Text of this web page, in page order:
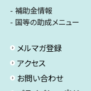
補助金情報
国等の助成メニュー
メルマガ登録
アクセス
お問い合わせ